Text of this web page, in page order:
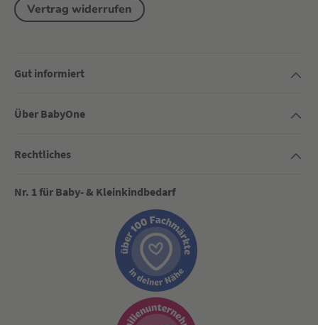
Vertrag widerrufen
Gut informiert
Über BabyOne
Rechtliches
Nr. 1 für Baby- & Kleinkindbedarf